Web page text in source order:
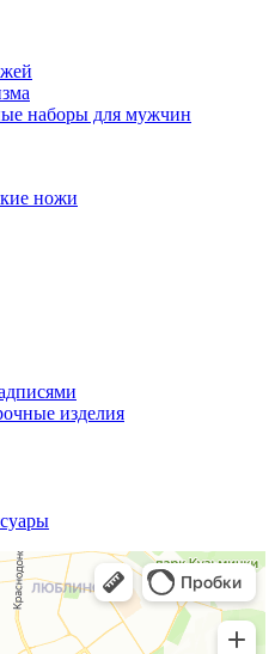
наборы для мужчин
ножи
изделия